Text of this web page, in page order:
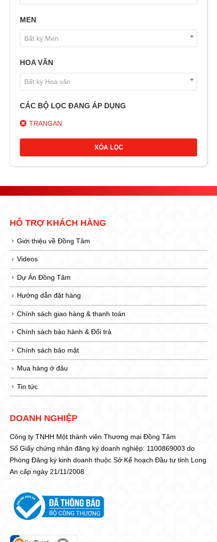
MEN
Bất kỳ Men
HOA VĂN
Bất kỳ Hoa văn
CÁC BỘ LỌC ĐANG ÁP DỤNG
TRANGAN
XÓA LỌC
HỖ TRỢ KHÁCH HÀNG
Giới thiệu về Đồng Tâm
Videos
Dự Án Đồng Tâm
Hướng dẫn đặt hàng
Chính sách giao hàng & thanh toán
Chính sách bảo hành & Đổi trả
Chính sách bảo mật
Mua hàng ở đâu
Tin tức
DOANH NGHIỆP
Công ty TNHH Một thành viên Thương mại Đồng Tâm
Số Giấy chứng nhận đăng ký doanh nghiệp: 1100869003 do
Phòng Đăng ký kinh doanh thuộc Sở Kế hoạch Đầu tư tỉnh Long
An cấp ngày 21/11/2008